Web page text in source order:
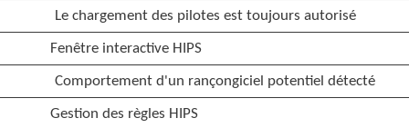
Le chargement des pilotes est toujours autorisé
Fenêtre interactive HIPS
Comportement d'un rançongiciel potentiel détecté
Gestion des règles HIPS